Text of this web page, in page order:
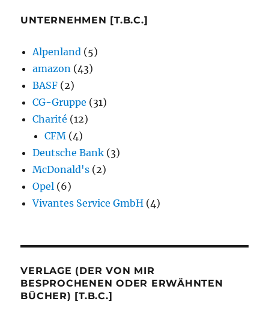
UNTERNEHMEN [T.B.C.]
Alpenland (5)
amazon (43)
BASF (2)
CG-Gruppe (31)
Charité (12)
CFM (4)
Deutsche Bank (3)
McDonald's (2)
Opel (6)
Vivantes Service GmbH (4)
VERLAGE (DER VON MIR
BESPROCHENEN ODER ERWÄHNTEN
BÜCHER) [T.B.C.]